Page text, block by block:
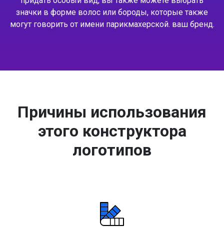
значки в форме волос или бороды, которые также
могут говорить от имени парикмахерской. ваш бренд.
Причины использования
этого конструктора
логотипов